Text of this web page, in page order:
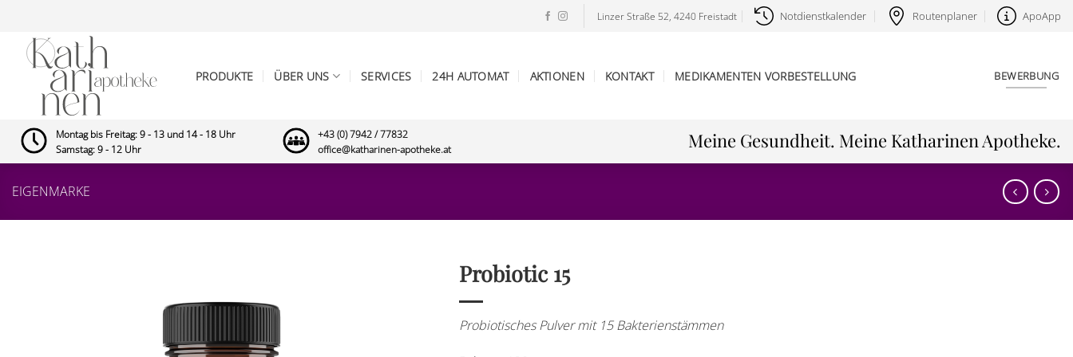
springen
Linzer Straße 52, 4240 Freistadt Notdienstkalender Routenplaner ApoApp
PRODUKTE ÜBER UNS SERVICES 24H AUTOMAT AKTIONEN KONTAKT MEDIKAMENTEN VORBESTELLUNG BEWERBUNG
Montag bis Freitag: 9 - 13 und 14 - 18 Uhr
Samstag: 9 - 12 Uhr
+43 (0) 7942 / 77832
office@katharinen-apotheke.at
Meine Gesundheit. Meine Katharinen Apotheke.
EIGENMARKE
Probiotic 15
Probiotisches Pulver mit 15 Bakterienstämmen